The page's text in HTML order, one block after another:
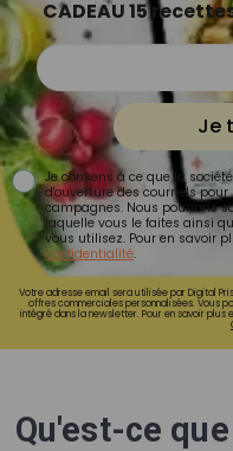
CADEAU 15
Je
Je consens à ce que la
d'ouverture des courriels
campagnes. Nous pourrons
laquelle vous le faites ainsi
vous utilisez. Pour en savoir
confidentialité.
Votre adresse email sera utilisée par Digital
offres commerciales personnalisées. Vous
intégré dans la newsletter. Pour en savoir
Qu'est-ce